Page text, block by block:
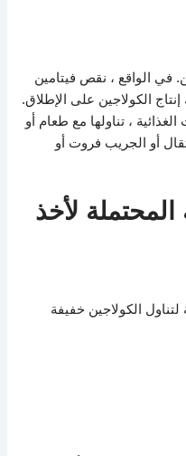
في الواقع ، نقص فيتامين
الكولاجين على الإطلاق.
، تناولها مع طعام أو
أو الجريب فروت أو
المحتملة لأخذ
لتناول الكولاجين خفيفة